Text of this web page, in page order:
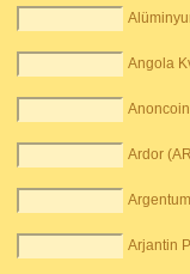
Angola
Ardor
Arjantin